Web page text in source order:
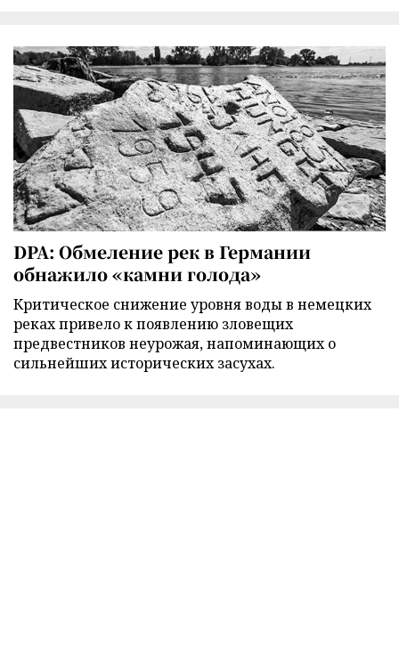
DPA: Обмеление рек в Германии
обнажило «камни голода»
Критическое снижение уровня воды в немецких
реках привело к появлению зловещих
предвестников неурожая, напоминающих о
сильнейших исторических засухах.